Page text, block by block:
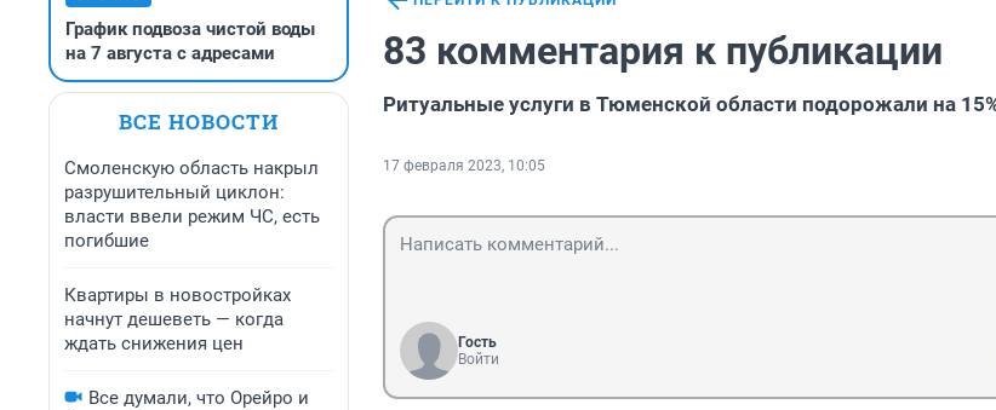
График подвоза чистой воды
на 7 августа с адресами
ВСЕ НОВОСТИ
Смоленскую область накрыл
разрушительный циклон:
власти ввели режим ЧС, есть
погибшие
Квартиры в новостройках
начнут дешеветь — когда
ждать снижения цен
Все думали, что Орейро и
83 комментария к публикации
Ритуальные услуги в Тюменской области подорожали на
17 февраля 2023, 10:05
Гость
Войти